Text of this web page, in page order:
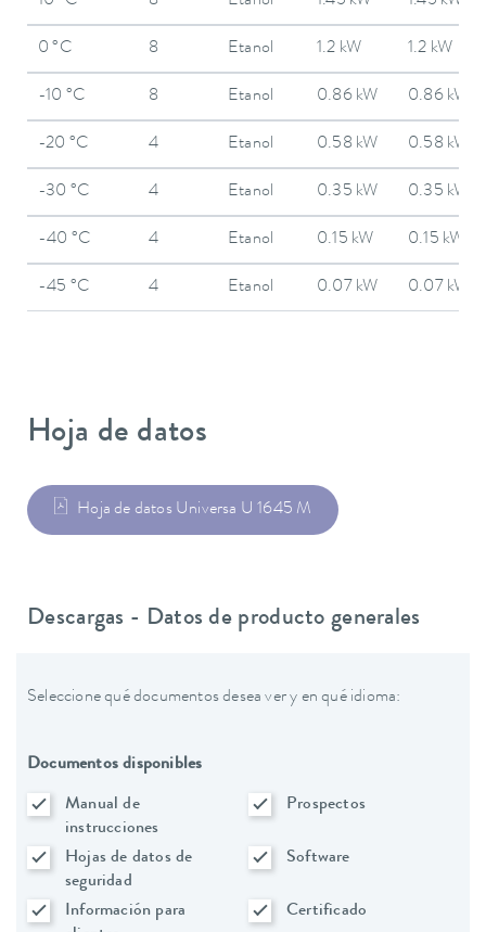
0 °C 8 Etanol 1.2 kW 1.2 kW
-10 °C 8 Etanol 0.86 kW 0.86 kW
-20 °C 4 Etanol 0.58 kW 0.58 kW
-30 °C 4 Etanol 0.35 kW 0.35 kW
-40 °C 4 Etanol 0.15 kW 0.15 kW
-45 °C 4 Etanol 0.07 kW 0.07 kW
Hoja de datos
Hoja de datos Universa U 1645 M
Descargas - Datos de producto generales
Seleccione qué documentos desea ver y en qué idioma:
Documentos disponibles
Manual de
instrucciones
Prospectos
Hojas de datos de
seguridad
Software
Información para
Certificado